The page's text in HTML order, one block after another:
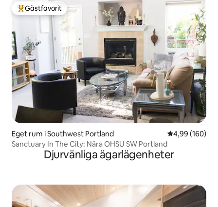
Populär gästfavorit
Gästfavorit
Eget rum i Southwest Portland 4,99 av 5 i
4,99 (160)
Sanctuary In The City: Nära OHSU SW Portland
Djurvänliga ägarlägenheter